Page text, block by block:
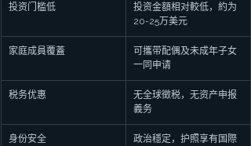
投资门槛低
投资金額相对較低，約为
20-25万美元
家庭成員覆蓋
可攜带配偶及未成年子女
一同申请
税务优惠
无全球徵税，无资产申报
義务
身份安全
政治穩定，护照享有国際